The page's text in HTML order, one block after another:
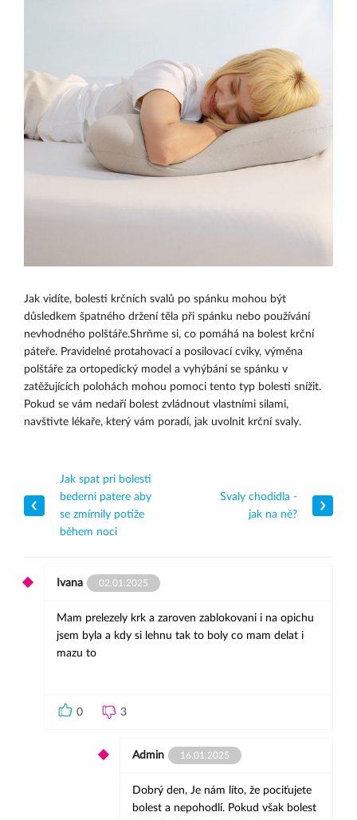
Jak vidíte, bolesti krčních svalů po spánku mohou být
důsledkem špatného držení těla při spánku nebo používání
nevhodného polštáře.Shrňme si, co pomáhá na bolest krční
páteře. Pravidelné protahovací a posilovací cviky, výměna
polštáře za ortopedický model a vyhýbání se spánku v
zatěžujících polohách mohou pomoci tento typ bolesti snížit.
Pokud se vám nedaří bolest zvládnout vlastními silami,
navštivte lékaře, který vám poradí, jak uvolnit krční svaly.
Jak spat pri bolesti
bederni patere aby
se zmírnily potíže
během noci
Svaly chodidla -
jak na ně?
Ivana 02.01.2025
Mam prelezely krk a zaroven zablokovani i na opichu
jsem byla a kdy si lehnu tak to boly co mam delat i
mazu to
0 3
Admin 16.01.2025
Dobrý den, Je nám líto, že pociťujete
bolest a nepohodlí. Pokud však bolest